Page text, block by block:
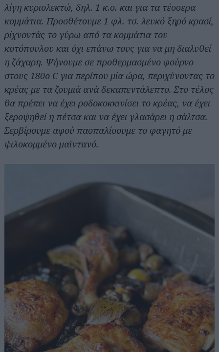
λίγη κυριολεκτώ, δηλ. 1 κ.σ. και για τα τέσσερα
κομμάτια. Προσθέτουμε 1 φλ. τσ. λευκό ξηρό κρασί,
ρίχνοντάς το γύρω από τα κομμάτια του
κοτόπουλου και όχι επάνω τους για να μη διαλυθεί
η ζάχαρη. Ψήνουμε σε προθερμασμένο φούρνο
στους 180ο C για περίπου μία ώρα, περιχύνοντας το
κρέας με τα ζουμιά ανά δεκαπεντάλεπτο. Στο τέλος
θα πρέπει να έχει ροδοκοκκινίσει το κρέας, να έχει
ξεροψηθεί η πέτσα και να έχει γλασάρει η σάλτσα.
Σερβίρουμε αφού πασπαλίσουμε το φαγητό με
ψιλοκομμένο μαϊντανό.